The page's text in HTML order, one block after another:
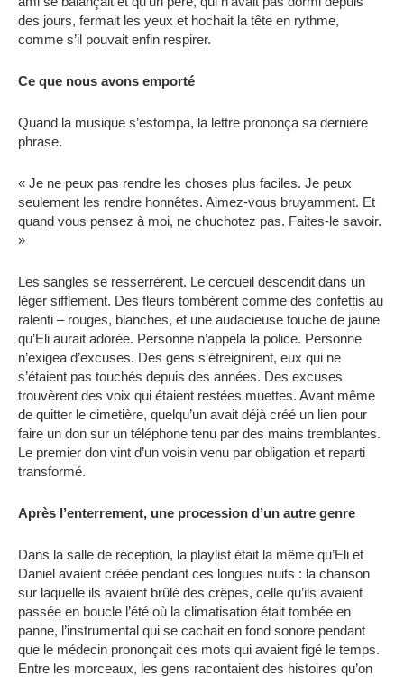
des jours, fermait les yeux et hochait la tête en rythme,
comme s’il pouvait enfin respirer.
Ce que nous avons emporté
Quand la musique s’estompa, la lettre prononça sa dernière
phrase.
« Je ne peux pas rendre les choses plus faciles. Je peux
seulement les rendre honnêtes. Aimez-vous bruyamment. Et
quand vous pensez à moi, ne chuchotez pas. Faites-le savoir.
»
Les sangles se resserrèrent. Le cercueil descendit dans un
léger sifflement. Des fleurs tombèrent comme des confettis au
ralenti – rouges, blanches, et une audacieuse touche de jaune
qu’Eli aurait adorée. Personne n’appela la police. Personne
n’exigea d’excuses. Des gens s’étreignirent, eux qui ne
s’étaient pas touchés depuis des années. Des excuses
trouvèrent des voix qui étaient restées muettes. Avant même
de quitter le cimetière, quelqu’un avait déjà créé un lien pour
faire un don sur un téléphone tenu par des mains tremblantes.
Le premier don vint d’un voisin venu par obligation et reparti
transformé.
Après l’enterrement, une procession d’un autre genre
Dans la salle de réception, la playlist était la même qu’Eli et
Daniel avaient créée pendant ces longues nuits : la chanson
sur laquelle ils avaient brûlé des crêpes, celle qu’ils avaient
passée en boucle l’été où la climatisation était tombée en
panne, l’instrumental qui se cachait en fond sonore pendant
que le médecin prononçait ces mots qui avaient figé le temps.
Entre les morceaux, les gens racontaient des histoires qu’on